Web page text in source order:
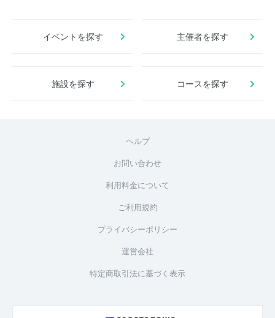
イベントを探す 主催者を探す
施設を探す コースを探す
ヘルプ
お問い合わせ
利用料金について
ご利用規約
プライバシーポリシー
運営会社
特定商取引法に基づく表示